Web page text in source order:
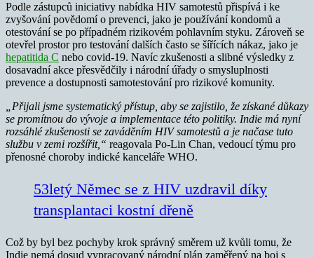
Podle zástupců iniciativy nabídka HIV samotestů přispívá i ke
zvyšování povědomí o prevenci, jako je používání kondomů a
otestování se po případném rizikovém pohlavním styku. Zároveň se
otevřel prostor pro testování dalších často se šířících nákaz, jako je
hepatitida C nebo covid-19. Navíc zkušenosti a slibné výsledky z
dosavadní akce přesvědčily i národní úřady o smysluplnosti
prevence a dostupnosti samotestování pro rizikové komunity.
„Přijali jsme systematický přístup, aby se zajistilo, že získané důkazy
se promítnou do vývoje a implementace této politiky. Indie má nyní
rozsáhlé zkušenosti se zaváděním HIV samotestů a je načase tuto
službu v zemi rozšířit,“ reagovala Po-Lin Chan, vedoucí týmu pro
přenosné choroby indické kanceláře WHO.
53letý Němec se z HIV uzdravil díky
transplantaci kostní dřeně
Což by byl bez pochyby krok správný směrem už kvůli tomu, že
Indie nemá dosud vypracovaný národní plán zaměřený na boj s